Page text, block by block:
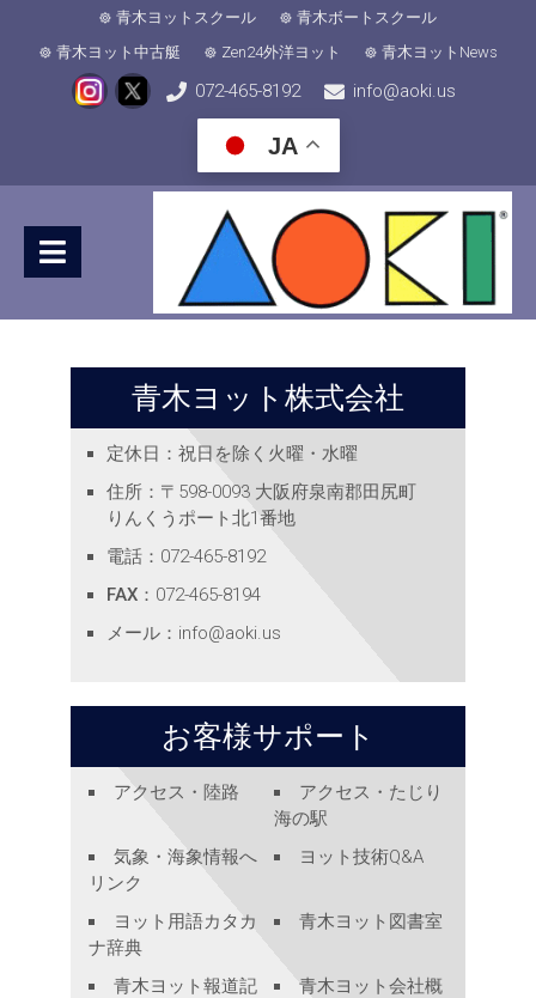
青木ヨットスクール
青木ボートスクール
青木ヨット中古艇
Zen24外洋ヨット 青木ヨットNews
072-465-8192 info@aoki.us
JA
青木ヨット株式会社
定休日 ：祝日を除く火曜・水曜
住所 ：〒598-0093 大阪府泉南郡田尻町
りんくうポート北1番地
電話 ：072-465-8192
FAX ：072-465-8194
メール ： info@aoki.us
お客様サポート
アクセス・陸路
アクセス・たじり
海の駅
気象・海象情報へ
リンク
ヨット技術Q&A
ヨット用語カタカ
ナ辞典
青木ヨット図書室
青木ヨット報道記
青木ヨット会社概